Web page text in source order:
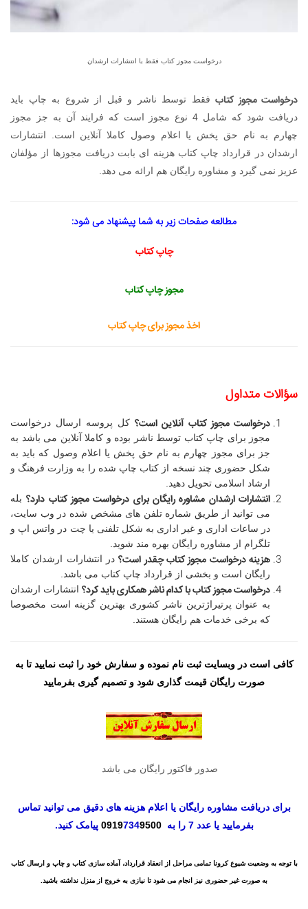
درخواست مجوز کتاب فقط با انتشارات ارشدان
درخواست مجوز کتاب فقط توسط ناشر و قبل از شروع به چاپ باید
دریافت شود که شامل 4 نوع مجوز است که فرایند آن به جز مجوز
چهارم به نام حق پخش یا اعلام وصول کاملا آنلاین است. انتشارات
ارشدان در قرارداد چاپ کتاب هزینه ای بابت دریافت مجوزها از مؤلفان
عزیز نمی گیرد و مشاوره رایگان هم ارائه می دهد.
مطالعه صفحات زیر به شما پیشنهاد می شود:
چاپ کتاب
مجوز چاپ کتاب
اخذ مجوز برای چاپ کتاب
سؤالات متداول
درخواست مجوز کتاب آنلاین است؟ کل پروسه ارسال درخواست
مجوز برای چاپ کتاب توسط ناشر بوده و کاملا آنلاین می باشد به
جز برای مجوز چهارم به نام حق پخش یا اعلام وصول که باید به
شکل حضوری چند نسخه از کتاب چاپ شده را به وزارت فرهنگ و
ارشاد اسلامی تحویل دهید.
انتشارات ارشدان مشاوره رایگان برای درخواست مجوز کتاب دارد؟بله
می توانید از طریق شماره تلفن های مشخص شده در وب سایت،
در ساعات اداری و غیر اداری به شکل تلفنی یا چت در واتس اپ و
تلگرام از مشاوره رایگان بهره مند شوید.
هزینه درخواست مجوز کتاب چقدر است؟در انتشارات ارشدان کاملا
رایگان است و بخشی از قرارداد چاپ کتاب می باشد.
درخواست مجوز کتاب با کدام ناشر همکاری باید کرد؟ انتشارات ارشدان
به عنوان پرتیراژترین ناشر کشوری بهترین گزینه است مخصوصا
که برخی خدمات هم رایگان هستند.
کافی است در وبسایت ثبت نام نموده و سفارش خود را ثبت نمایید تا به
صورت رایگان قیمت گذاری شود و تصمیم گیری بفرمایید
صدور فاکتور رایگان می باشد
برای دریافت مشاوره رایگان یا اعلام هزینه های دقیق می توانید تماس
بفرمایید یا عدد 7 را به
09197349500 پیامک کنید.
با توجه به وضعیت شیوع کرونا تمامی مراحل از انعقاد قرارداد، آماده سازی کتاب و چاپ و ارسال کتاب
به صورت غیر حضوری نیز انجام می شود تا نیازی به خروج از منزل نداشته باشید.